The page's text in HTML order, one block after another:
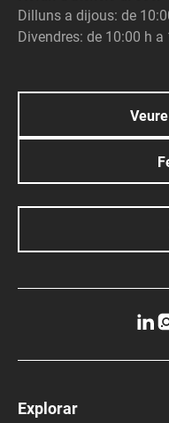
Dilluns a dijous: de
Divendres: de 10:00 h a
Explorar